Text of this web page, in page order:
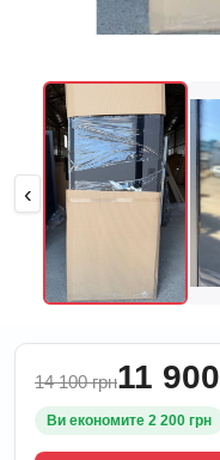
‹
14 100 грн11 900
Ви економите 2 200 грн